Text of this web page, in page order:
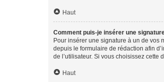
Haut
Comment puis-je insérer une
Pour insérer une signature à un de vos
depuis le formulaire de rédaction afin
de l’utilisateur. Si vous choisissez
Haut